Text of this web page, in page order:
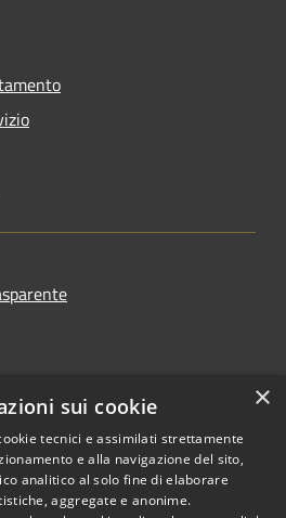
Copyright © 2026 • Comune di
×
sui cookie
tecnici e assimilati strettamente
e alla navigazione del sito,
analitico al solo fine di elaborare
aggregate e anonime.